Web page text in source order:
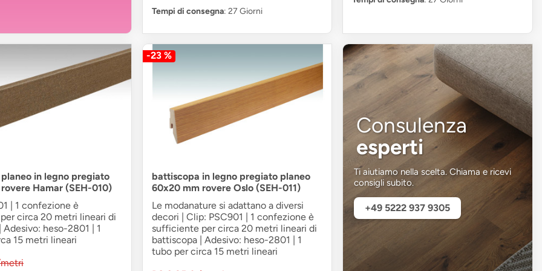
Tempi di consegna: 27 Giorni
in legno pregiato
Hamar (SEH-010)
| 1 confezione è
circa 20 metri lineari di
heso-2801 | 1
15 metri lineari
-23 %
battiscopa in legno pregiato planeo
60x20 mm rovere Oslo (SEH-011)
Le modanature si adattano a diversi
decori | Clip: PSC901 | 1 confezione è
sufficiente per circa 20 metri lineari di
battiscopa | Adesivo: heso-2801 | 1
tubo per circa 15 metri lineari
Consulenza
esperti
Ti aiutiamo nella scelta. Chiama e ricevi
consigli subito.
+49 5222 937 9305